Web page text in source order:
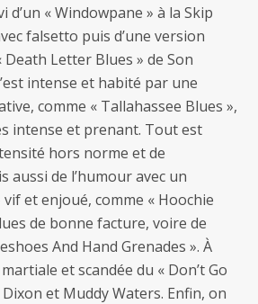
d’un « Windowpane » à la Skip
falsetto puis d’une version
Letter Blues » de Son
intense et habité par une
comme « Tallahassee Blues »,
intense et prenant. Tout est
hors norme et de
aussi de l’humour avec un
vif et enjoué, comme « Hoochie
de bonne facture, voire de
And Hand Grenades ». À
et scandée du « Don’t Go
et Muddy Waters. Enfin, on